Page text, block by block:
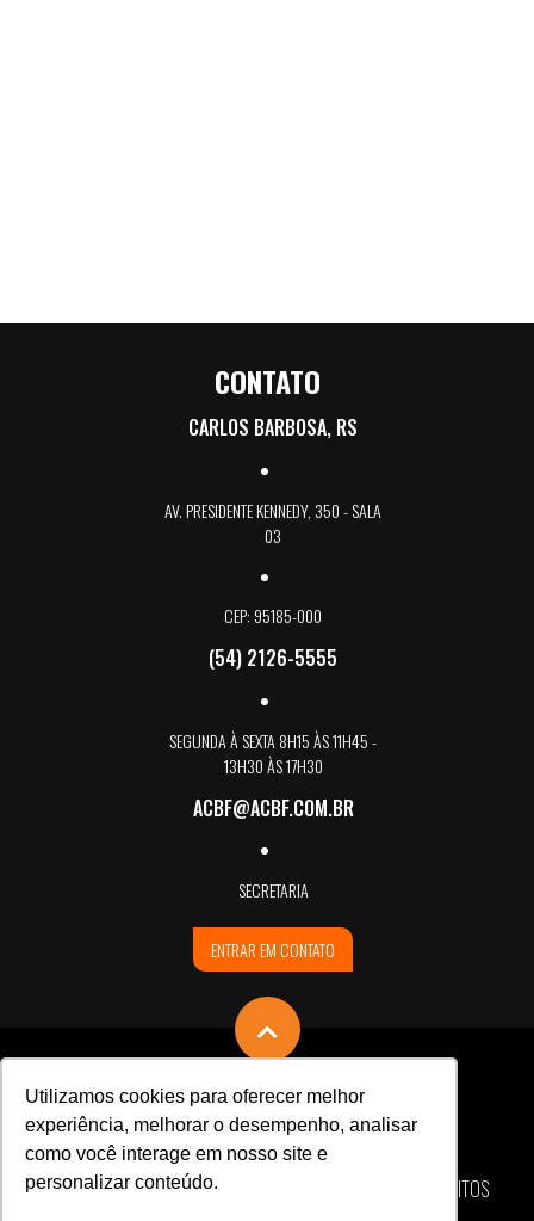
Utilizamos cookies para oferecer melhor
experiência, melhorar o desempenho, analisar
como você interage em nosso site e
personalizar conteúdo.
CONTATO
CARLOS BARBOSA, RS
AV. PRESIDENTE KENNEDY, 350 - SALA
03
CEP: 95185-000
(54) 2126-5555
SEGUNDA À SEXTA 8H15 ÀS 11H45 -
13H30 ÀS 17H30
ACBF@ACBF.COM.BR
SECRETARIA
ENTRAR EM CONTATO
ASSOCIAÇÃO CARLOS BARBOSA DE FUTSAL © TODOS OS DIREITOS